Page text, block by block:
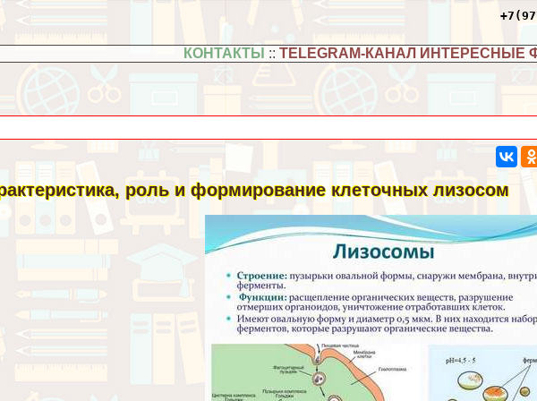
КОНТАКТЫ ::TELEGRAM-КАНАЛ ИНТЕРЕСНЫЕ
роль и формирование клеточных лизосом